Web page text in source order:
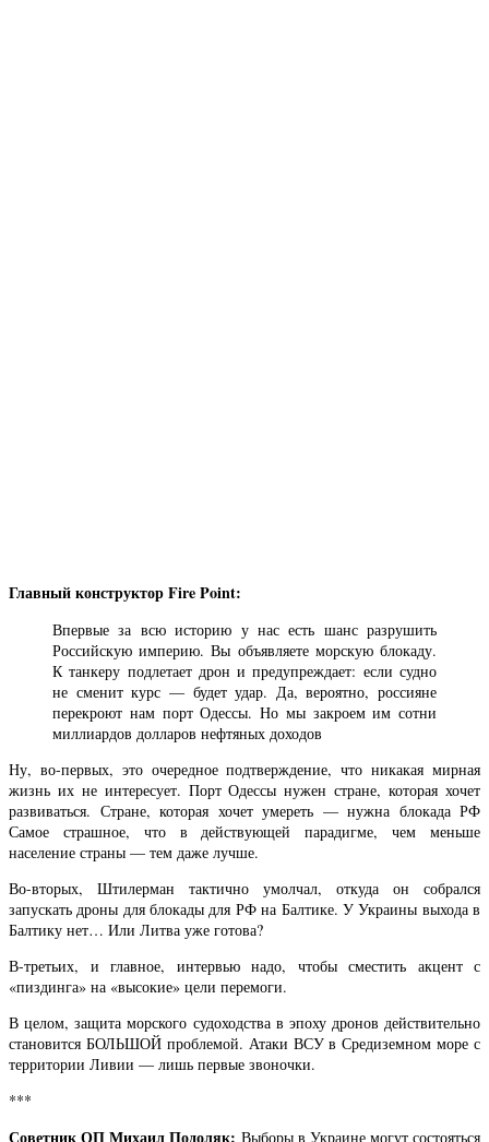
Главный конструктор Fire Point:
Впервые за всю историю у нас есть шанс разрушить
Российскую империю. Вы объявляете морскую блокаду.
К танкеру подлетает дрон и предупреждает: если судно
не сменит курс — будет удар. Да, вероятно, россияне
перекроют нам порт Одессы. Но мы закроем им сотни
миллиардов долларов нефтяных доходов
Ну, во-первых, это очередное подтверждение, что никакая мирная
жизнь их не интересует. Порт Одессы нужен стране, которая хочет
развиваться. Стране, которая хочет умереть — нужна блокада РФ
Самое страшное, что в действующей парадигме, чем меньше
население страны — тем даже лучше.
Во-вторых, Штилерман тактично умолчал, откуда он собрался
запускать дроны для блокады для РФ на Балтике. У Украины выхода в
Балтику нет… Или Литва уже готова?
В-третьих, и главное, интервью надо, чтобы сместить акцент с
«пиздинга» на «высокие» цели перемоги.
В целом, защита морского судоходства в эпоху дронов действительно
становится БОЛЬШОЙ проблемой. Атаки ВСУ в Средиземном море с
территории Ливии — лишь первые звоночки.
***
Советник ОП Михаил Подоляк: Выборы в Украине могут состояться